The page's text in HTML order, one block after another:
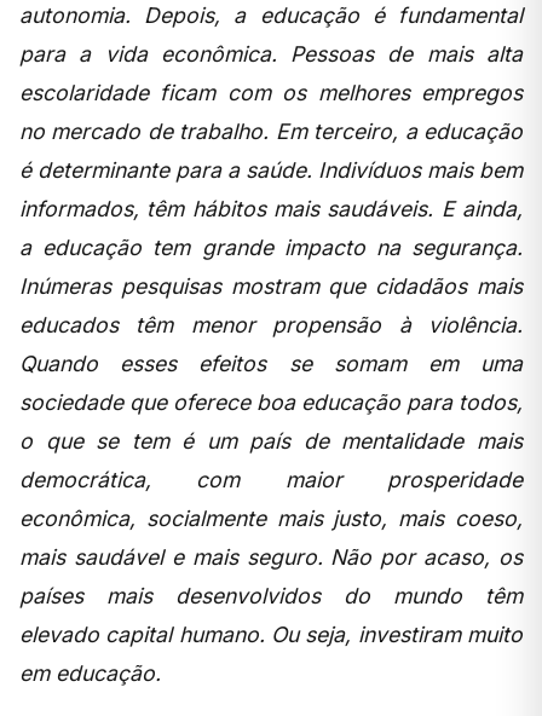
autonomia. Depois, a educação é fundamental
para a vida econômica. Pessoas de mais alta
escolaridade ficam com os melhores empregos
no mercado de trabalho. Em terceiro, a educação
é determinante para a saúde. Indivíduos mais bem
informados, têm hábitos mais saudáveis. E ainda,
a educação tem grande impacto na segurança.
Inúmeras pesquisas mostram que cidadãos mais
educados têm menor propensão à violência.
Quando esses efeitos se somam em uma
sociedade que oferece boa educação para todos,
o que se tem é um país de mentalidade mais
democrática, com maior prosperidade
econômica, socialmente mais justo, mais coeso,
mais saudável e mais seguro. Não por acaso, os
países mais desenvolvidos do mundo têm
elevado capital humano. Ou seja, investiram muito
em educação.